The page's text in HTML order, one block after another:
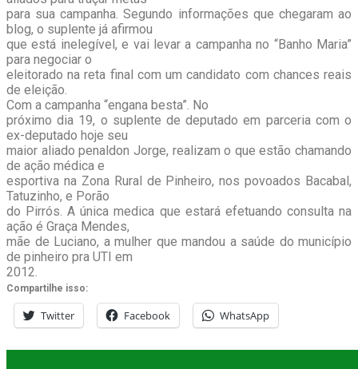
para sua campanha. Segundo informações que chegaram ao
blog, o suplente já afirmou
que está inelegível, e vai levar a campanha no “Banho Maria”
para negociar o
eleitorado na reta final com um candidato com chances reais
de eleição.
Com a campanha “engana besta”. No
próximo dia 19, o suplente de deputado em parceria com o
ex-deputado hoje seu
maior aliado penaldon Jorge, realizam o que estão chamando
de ação médica e
esportiva na Zona Rural de Pinheiro, nos povoados Bacabal,
Tatuzinho, e Porão
do Pirrós. A única medica que estará efetuando consulta na
ação é Graça Mendes,
mãe de Luciano, a mulher que mandou a saúde do município
de pinheiro pra UTI em
2012.
Compartilhe isso:
Twitter Facebook WhatsApp